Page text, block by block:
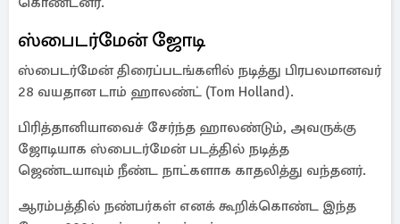
ஸ்பைடர்மேன் ஜோடி
ஸ்பைடர்மேன் திரைப்படங்களில் நடித்து பிரபலமானவர்
28 வயதான டாம் ஹாலண்ட் (Tom Holland).
பிரித்தானியாவைச் சேர்ந்த ஹாலண்டும், அவருக்கு
ஜோடியாக ஸ்பைடர்மேன் படத்தில் நடித்த
ஜெண்டயாவும் நீண்ட நாட்களாக காதலித்து வந்தனர்.
ஆரம்பத்தில் நண்பர்கள் எனக் கூறிக்கொண்ட இந்த